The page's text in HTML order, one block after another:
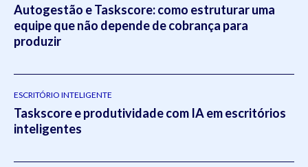
Autogestão e Taskscore: como estruturar uma
equipe que não depende de cobrança para
produzir
ESCRITÓRIO INTELIGENTE
Taskscore e produtividade com IA em escritórios
inteligentes